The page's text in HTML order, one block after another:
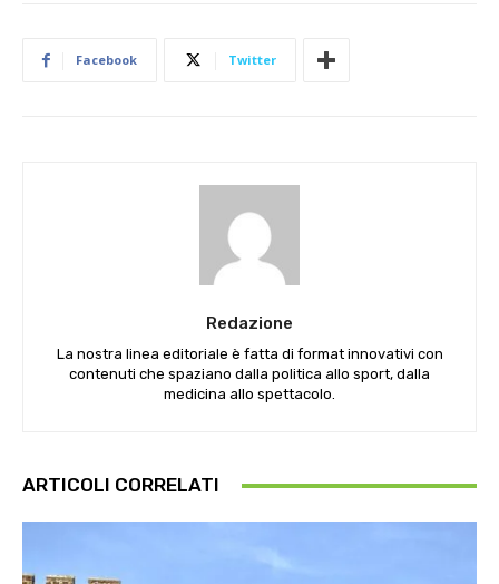
Facebook Twitter
Redazione
La nostra linea editoriale è fatta di format innovativi con
contenuti che spaziano dalla politica allo sport, dalla
medicina allo spettacolo.
ARTICOLI CORRELATI